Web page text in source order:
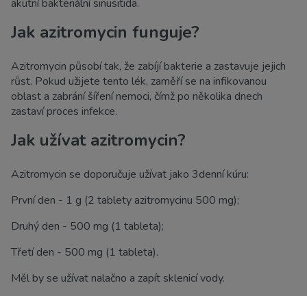
akutní bakteriální sinusitida.
Jak azitromycin funguje?
Azitromycin působí tak, že zabíjí bakterie a zastavuje jejich
růst. Pokud užijete tento lék, zaměří se na infikovanou
oblast a zabrání šíření nemoci, čímž po několika dnech
zastaví proces infekce.
Jak užívat azitromycin?
Azitromycin se doporučuje užívat jako 3denní kúru:
První den - 1 g (2 tablety azitromycinu 500 mg);
Druhý den - 500 mg (1 tableta);
Třetí den - 500 mg (1 tableta).
Měl by se užívat nalačno a zapít sklenicí vody.